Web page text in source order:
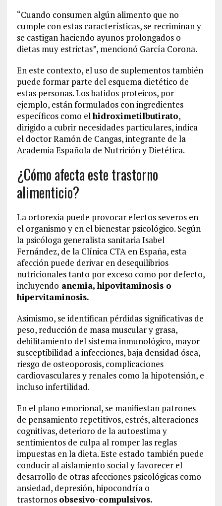
“Cuando consumen algún alimento que no
cumple con estas características, se recriminan y
se castigan haciendo ayunos prolongados o
dietas muy estrictas”, mencionó García Corona.
En este contexto, el uso de suplementos también
puede formar parte del esquema dietético de
estas personas. Los batidos proteicos, por
ejemplo, están formulados con ingredientes
específicos como elhidroximetilbutirato,
dirigido a cubrir necesidades particulares, indica
el doctor Ramón de Cangas, integrante de la
Academia Española de Nutrición y Dietética.
¿Cómo afecta este trastorno
alimenticio?
La ortorexia puede provocar efectos severos en
el organismo y en el bienestar psicológico. Según
la psicóloga generalista sanitaria Isabel
Fernández, de la Clínica CTA en España, esta
afección puede derivar en desequilibrios
nutricionales tanto por exceso como por defecto,
incluyendo anemia, hipovitaminosis o
hipervitaminosis.
Asimismo, se identifican pérdidas significativas de
peso, reducción de masa muscular y grasa,
debilitamiento del sistema inmunológico, mayor
susceptibilidad a infecciones, baja densidad ósea,
riesgo de osteoporosis, complicaciones
cardiovasculares y renales como la hipotensión, e
incluso infertilidad.
En el plano emocional, se manifiestan patrones
de pensamiento repetitivos, estrés, alteraciones
cognitivas, deterioro de la autoestima y
sentimientos de culpa al romper las reglas
impuestas en la dieta. Este estado también puede
conducir al aislamiento social y favorecer el
desarrollo de otras afecciones psicológicas como
ansiedad, depresión, hipocondría o
trastornos obsesivo-compulsivos.